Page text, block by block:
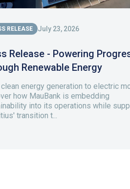
RELEASE July 23, 2026
Release - Powering
Renewable Energy
energy generation to electric
how MauBank is embedding
into its operations while
transition t...